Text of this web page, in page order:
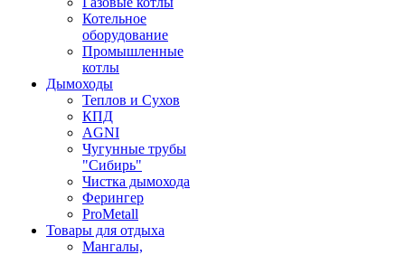
Котельное
оборудование
Промышленные
котлы
Дымоходы
Теплов и Сухов
КПД
AGNI
Чугунные трубы
"Сибирь"
Чистка дымохода
Ферингер
ProMetall
Товары для отдыха
Мангалы,